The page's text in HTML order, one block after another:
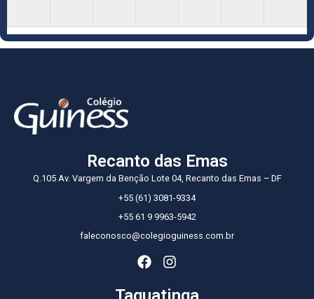
Recanto das Emas
Q.105 Av. Vargem da Benção Lote 04, Recanto das Emas – DF
+55 (61) 3081-9334
+55 61 9 9963-5942
faleconosco@colegioguiness.com.br